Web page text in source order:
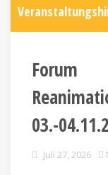
Forum
03.-
Juli 27, 2026